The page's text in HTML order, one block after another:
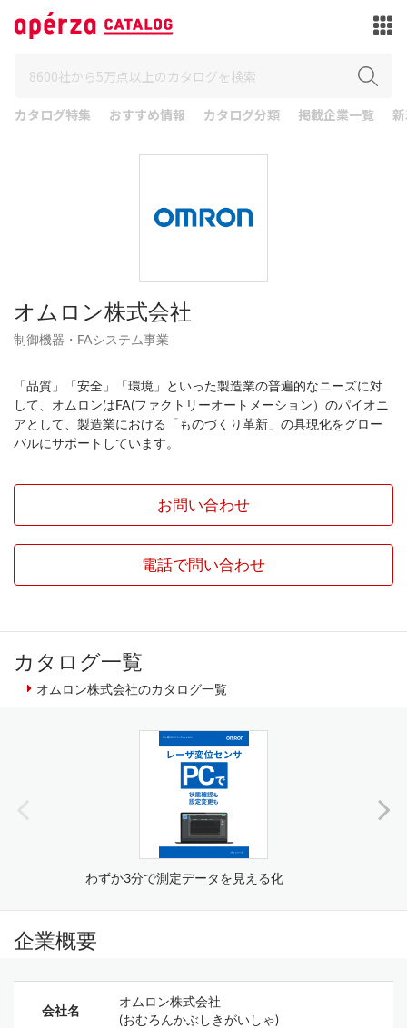
カタログ特集 おすすめ情報 カタログ分類 掲載企業一覧
オムロン株式会社
制御機器・FAシステム事業
「品質」「安全」「環境」といった製造業の普遍的なニーズに対
して、オムロンはFA(ファクトリーオートメーション）のパイオニ
アとして、製造業における「ものづくり革新」の具現化をグロー
バルにサポートしています。
お問い合わせ
電話で問い合わせ
カタログ一覧
オムロン株式会社のカタログ一覧
わずか3分で測定データを見える化
企業概要
会社名
オムロン株式会社
(おむろんかぶしきがいしゃ)